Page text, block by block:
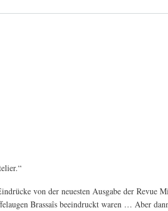
von der neuesten Ausgabe der Revue
Brassaîs beeindruckt waren … Aber